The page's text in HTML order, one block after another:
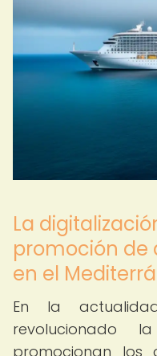
La
promoción de
en el
En la
promocionan los